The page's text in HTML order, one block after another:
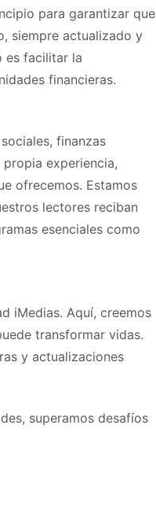
para garantizar que
siempre actualizado y
es facilitar la
financieras.
finanzas
experiencia,
ofrecemos. Estamos
lectores reciban
esenciales como
iMedias. Aquí, creemos
transformar vidas.
y actualizaciones
superamos desafíos